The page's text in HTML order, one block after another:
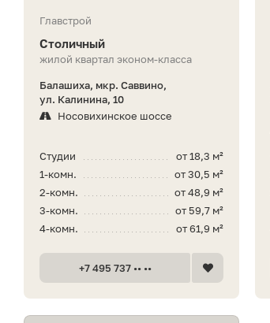
Главстрой
Столичный
жилой квартал эконом-класса
Балашиха, мкр. Саввино,
ул. Калинина, 10
Носовихинское шоссе
от 18,3 м²
Студии
от 30,5 м²
1-комн.
от 48,9 м²
2-комн.
от 59,7 м²
3-комн.
от 61,9 м²
4-комн.
+7 495 737 •• ••